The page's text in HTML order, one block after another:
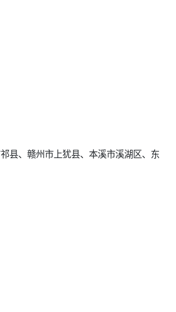
县、赣州市上犹县、本溪市溪湖区、东